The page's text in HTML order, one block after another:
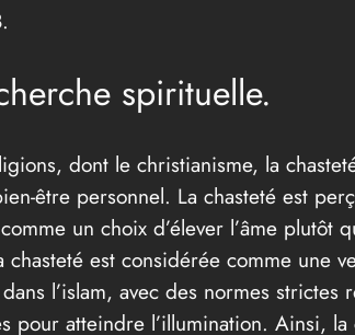
spirituelle.
dont le christianisme, la
être personnel. La chasteté est
un choix d’élever l’âme plutôt
est considérée comme une
l’islam, avec des normes strictes
pour atteindre l’illumination. Ainsi,